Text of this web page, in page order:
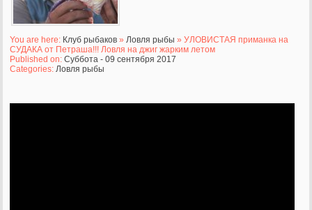
You are here: Клуб рыбаков »Ловля рыбы » УЛОВИСТАЯ приманка на
СУДАКА от Петраша!!! Ловля на джиг жарким летом
Published on:Суббота - 09 сентября 2017
Categories:Ловля рыбы